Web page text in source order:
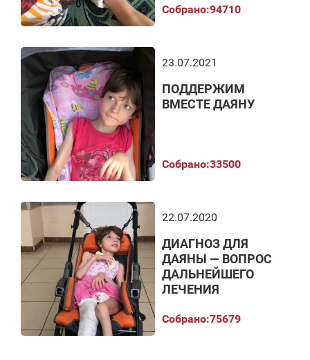
Собрано:94710
23.07.2021
ПОДДЕРЖИМ
ВМЕСТЕ ДАЯНУ
Собрано:33500
22.07.2020
ДИАГНОЗ ДЛЯ
ДАЯНЫ — ВОПРОС
ДАЛЬНЕЙШЕГО
ЛЕЧЕНИЯ
Собрано:75679